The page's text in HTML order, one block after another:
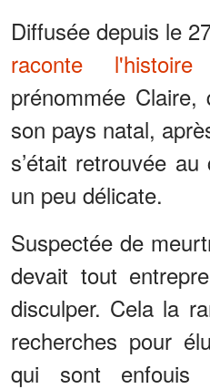
Diffusée depuis le
raconte l'histoire
prénommée
son pays natal,
s’était retrouvée
un peu délicate.
Suspectée de
devait tout
disculper. Cela la
recherches pour
qui sont enfouis